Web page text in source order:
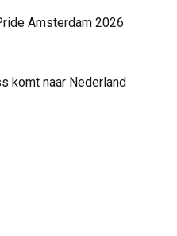
Amsterdam 2026
komt naar Nederland